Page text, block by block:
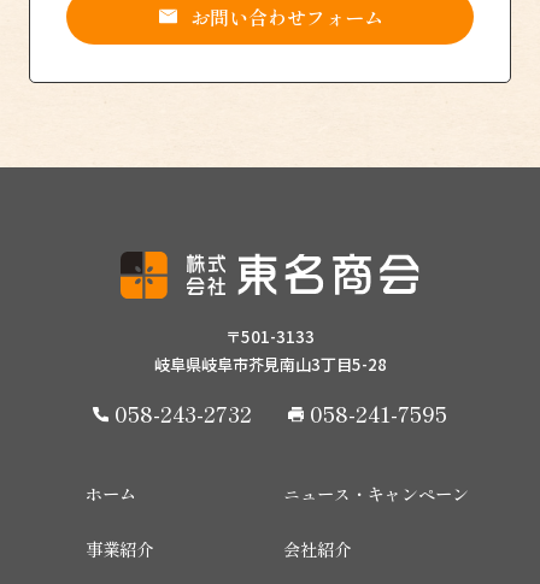
お問い合わせフォーム
〒501-3133
岐阜県岐阜市芥見南山3丁目5-28
058-243-2732 058-241-7595
ホーム
事業紹介
ニュース・キャンペーン
会社紹介